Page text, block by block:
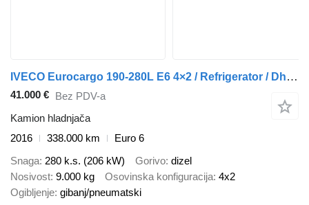
IVECO Eurocargo 190-280L E6 4×2 / Refrigerator / Dhollandia DHSM.20 ta
41.000 € Bez PDV-a
Kamion hladnjača
2016
338.000 km
Euro 6
Snaga 280 k.s. (206 kW) Gorivo dizel
Nosivost 9.000 kg Osovinska konfiguracija 4x2
Ogibljenje gibanj/pneumatski